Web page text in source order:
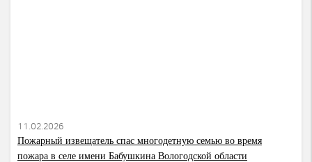
11.02.2026
Пожарный извещатель спас многодетную семью во время
пожара в селе имени Бабушкина Вологодской области